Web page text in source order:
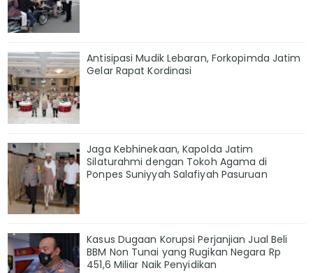
Antisipasi Mudik Lebaran, Forkopimda Jatim
Gelar Rapat Kordinasi
Jaga Kebhinekaan, Kapolda Jatim
Silaturahmi dengan Tokoh Agama di
Ponpes Suniyyah Salafiyah Pasuruan
Kasus Dugaan Korupsi Perjanjian Jual Beli
BBM Non Tunai yang Rugikan Negara Rp
451,6 Miliar Naik Penyidikan